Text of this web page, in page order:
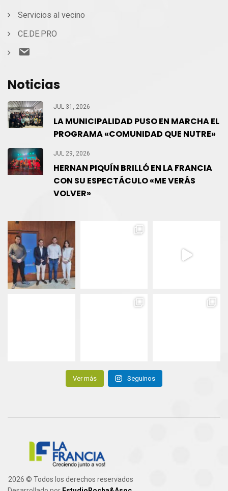
Servicios al vecino
CE.DE.PRO
Noticias
JUL 31, 2026
LA MUNICIPALIDAD PUSO EN MARCHA EL
PROGRAMA «COMUNIDAD QUE NUTRE»
JUL 29, 2026
HERNAN PIQUÍN BRILLÓ EN LA FRANCIA
CON SU ESPECTÁCULO «ME VERÁS
VOLVER»
Ver más Seguinos
2026 © Todos los derechos reservados